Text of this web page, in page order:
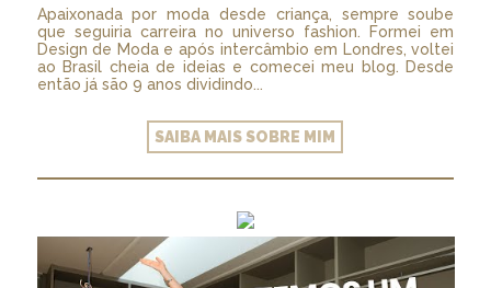
Apaixonada por moda desde criança, sempre soube
que seguiria carreira no universo fashion. Formei em
Design de Moda e após intercâmbio em Londres, voltei
ao Brasil cheia de ideias e comecei meu blog. Desde
então já são 9 anos dividindo...
SAIBA MAIS SOBRE MIM